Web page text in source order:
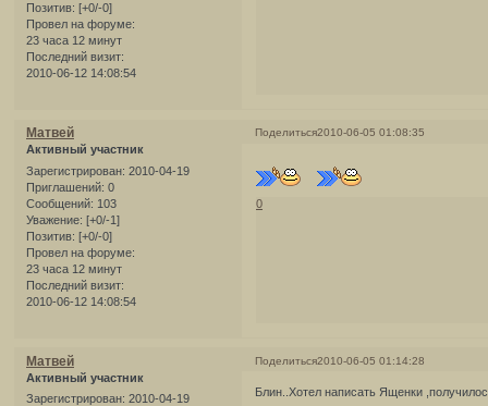
Позитив: [+0/-0]
Провел на форуме:
23 часа 12 минут
Последний визит:
2010-06-12 14:08:54
Поделиться2010-06-05 01:08:35
Матвей
Активный участник
Зарегистрирован: 2010-04-19
Приглашений: 0
Сообщений: 103
Уважение: [+0/-1]
Позитив: [+0/-0]
Провел на форуме:
23 часа 12 минут
Последний визит:
2010-06-12 14:08:54
0
Поделиться2010-06-05 01:14:28
Матвей
Активный участник
Зарегистрирован: 2010-04-19
Блин..Хотел написать Ященки